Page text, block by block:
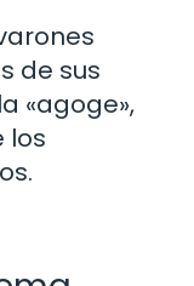
de sus
«agoge»,
los